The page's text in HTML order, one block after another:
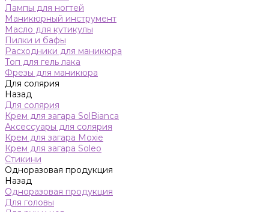
Лампы для ногтей
Маникюрный инструмент
Масло для кутикулы
Пилки и бафы
Расходники для маникюра
Топ для гель лака
Фрезы для маникюра
Для солярия
Назад
Для солярия
Крем для загара SolBianca
Аксессуары для солярия
Крем для загара Moxie
Крем для загара Soleo
Стикини
Одноразовая продукция
Назад
Одноразовая продукция
Для головы